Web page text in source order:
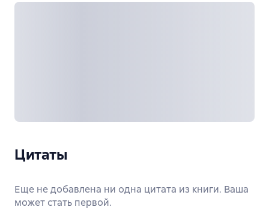
Цитаты
Еще не добавлена ни одна цитата из книги. Ваша
может стать первой.